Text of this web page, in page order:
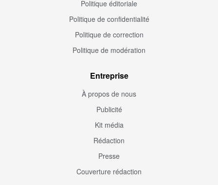
Politique éditoriale
Politique de confidentialité
Politique de correction
Politique de modération
Entreprise
À propos de nous
Publicité
Kit média
Rédaction
Presse
Couverture rédaction